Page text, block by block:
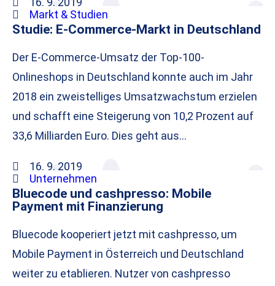
Markt & Studien
Studie: E-Commerce-Markt in Deutschland
Der E-Commerce-Umsatz der Top-100-
Onlineshops in Deutschland konnte auch im Jahr
2018 ein zweistelliges Umsatzwachstum erzielen
und schafft eine Steigerung von 10,2 Prozent auf
33,6 Milliarden Euro. Dies geht aus…
16. 9. 2019
Unternehmen
Bluecode und cashpresso: Mobile
Payment mit Finanzierung
Bluecode kooperiert jetzt mit cashpresso, um
Mobile Payment in Österreich und Deutschland
weiter zu etablieren. Nutzer von cashpresso